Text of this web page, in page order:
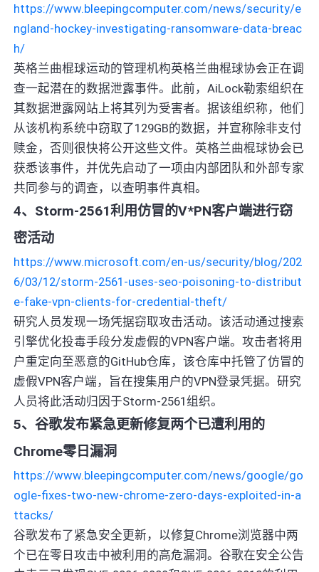
https://www.bleepingcomputer.com/news/security/e
ngland-hockey-investigating-ransomware-data-breac
h/
英格兰曲棍球运动的管理机构英格兰曲棍球协会正在调
查一起潜在的数据泄露事件。此前，AiLock勒索组织在
其数据泄露网站上将其列为受害者。据该组织称，他们
从该机构系统中窃取了129GB的数据，并宣称除非支付
赎金，否则很快将公开这些文件。英格兰曲棍球协会已
获悉该事件，并优先启动了一项由内部团队和外部专家
共同参与的调查，以查明事件真相。
4、Storm-2561利用仿冒的V*PN客户端进行窃
密活动
https://www.microsoft.com/en-us/security/blog/202
6/03/12/storm-2561-uses-seo-poisoning-to-distribut
e-fake-vpn-clients-for-credential-theft/
研究人员发现一场凭据窃取攻击活动。该活动通过搜索
引擎优化投毒手段分发虚假的VPN客户端。攻击者将用
户重定向至恶意的GitHub仓库，该仓库中托管了仿冒的
虚假VPN客户端，旨在搜集用户的VPN登录凭据。研究
人员将此活动归因于Storm-2561组织。
5、谷歌发布紧急更新修复两个已遭利用的
Chrome零日漏洞
https://www.bleepingcomputer.com/news/google/go
ogle-fixes-two-new-chrome-zero-days-exploited-in-a
ttacks/
谷歌发布了紧急安全更新，以修复Chrome浏览器中两
个已在零日攻击中被利用的高危漏洞。谷歌在安全公告